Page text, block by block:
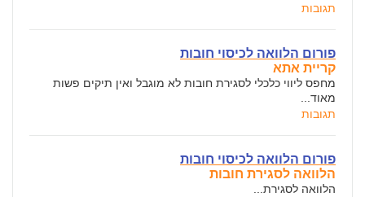
תגובות
פורום הלוואה לכיסוי חובות
קריית אתא
מחפס ליווי כלכלי לסגירת חובות לא מוגבל ואין תיקים פשות
מאוד...
תגובות
פורום הלוואה לכיסוי חובות
הלוואה לסגירת חובות
הלוואה לסגירת...